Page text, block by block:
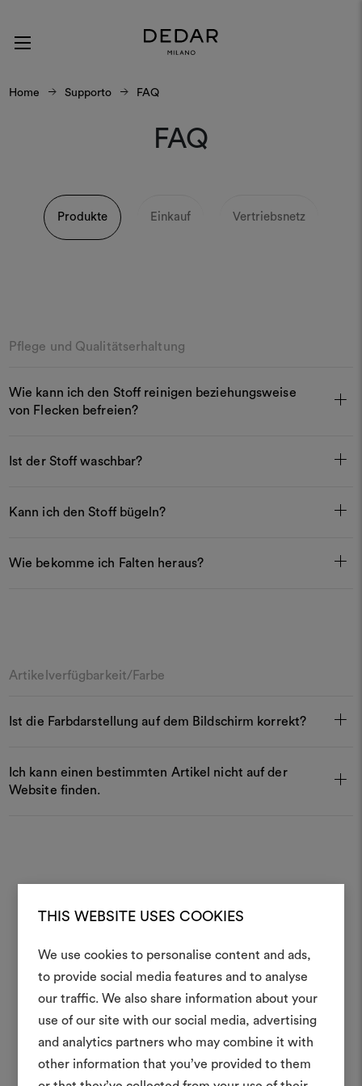
THIS WEBSITE USES COOKIES
We use cookies to personalise content and ads,
to provide social media features and to analyse
our traffic. We also share information about your
use of our site with our social media, advertising
and analytics partners who may combine it with
other information that you’ve provided to them
Home Supporto FAQ
FAQ
Produkte Einkauf Vertriebsnetz
Pflege und Qualitätserhaltung
Wie kann ich den Stoff reinigen beziehungsweise
von Flecken befreien?
Ist der Stoff waschbar?
Kann ich den Stoff bügeln?
Wie bekomme ich Falten heraus?
Artikelverfügbarkeit/Farbe
Ist die Farbdarstellung auf dem Bildschirm korrekt?
Ich kann einen bestimmten Artikel nicht auf der
Website finden.
Wir sind hier, um Sie zu unterstützen
Sie möchten mehr über einen Stoff
erfahren?
Ein
erstellen
Ein interaktives Tool, mit
Ideen zum Leben
anderen teilen können,